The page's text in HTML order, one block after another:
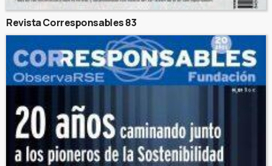
Revista Corresponsables 83